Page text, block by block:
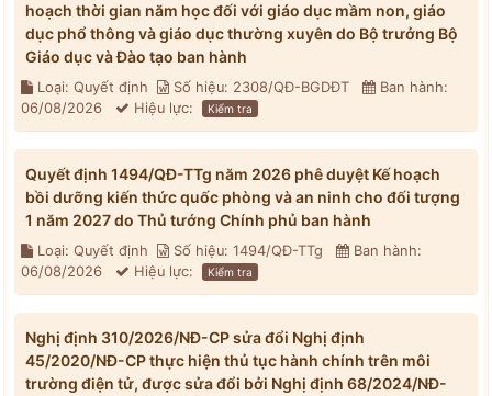
hoạch thời gian năm học đối với giáo dục mầm non, giáo
dục phổ thông và giáo dục thường xuyên do Bộ trưởng Bộ
Giáo dục và Đào tạo ban hành
Loại: Quyết định Số hiệu: 2308/QĐ-BGDĐT
Ban hành:
06/08/2026
Hiệu lực: Kiểm tra
Quyết định 1494/QĐ-TTg năm 2026 phê duyệt Kế hoạch
bồi dưỡng kiến thức quốc phòng và an ninh cho đối tượng
1 năm 2027 do Thủ tướng Chính phủ ban hành
Loại: Quyết định Số hiệu: 1494/QĐ-TTg
Ban hành:
06/08/2026
Hiệu lực: Kiểm tra
Nghị định 310/2026/NĐ-CP sửa đổi Nghị định
45/2020/NĐ-CP thực hiện thủ tục hành chính trên môi
trường điện tử, được sửa đổi bởi Nghị định 68/2024/NĐ-